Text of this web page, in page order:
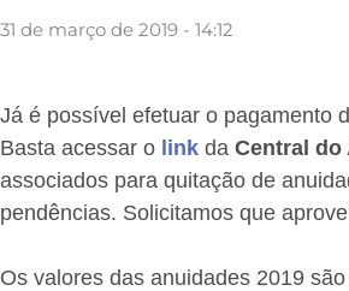
31 de março de 2019 - 14:12
Já é possível efetuar o pagamento
Basta acessar o link da Central do
associados para quitação de
pendências. Solicitamos que
Os valores das anuidades 2019